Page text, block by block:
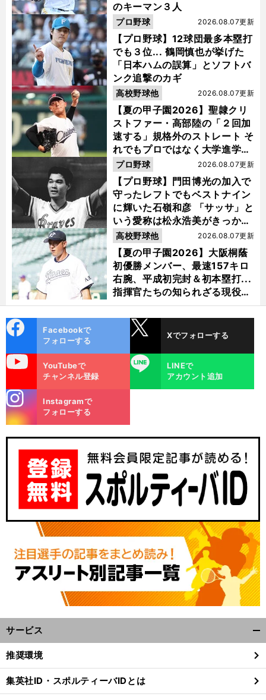
のキーマン３人
【プロ野球】12球団最多本塁打
でも３位... 鶴岡慎也が挙げた
「日本ハムの誤算」とソフトバ
ンク追撃のカギ
2026.08.07更新
プロ野球
【夏の甲子園2026】聖隷クリ
ストファー・高部陸の「２回加
速する」規格外のストレート そ
れでもプロではなく大学進学を
選ぶ理由
2026.08.07更新
高校野球他
【プロ野球】門田博光の加入で
守ったレフトでもベストナイン
に輝いた石嶺和彦 「サッサ」と
いう愛称は松永浩美がきっか
け？
2026.08.07更新
プロ野球
【夏の甲子園2026】大阪桐蔭
初優勝メンバー、最速157キロ
右腕、平成初完封＆初本塁打...
指揮官たちの知られざる現役時
代
2026.08.07更新
高校野球他
ok
Facebookで
フォローする
Xでフォローする
YouTubeで
チャンネル登録
LINE
LINEで
アカウント追加
m
Instagramで
フォローする
サービス
閉
る
推奨環境
集英社ID・スポルティーバIDとは